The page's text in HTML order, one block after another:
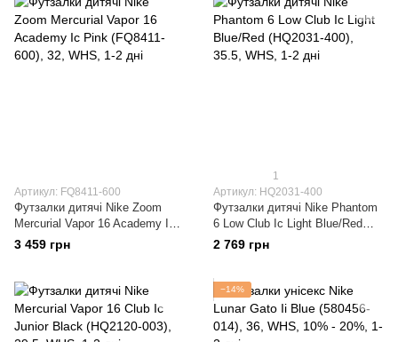
Артикул: FQ8411-600
Футзалки дитячі Nike Zoom
Mercurial Vapor 16 Academy Ic
Pink (FQ8411-600)
3 459 грн
1
Артикул: HQ2031-400
Футзалки дитячі Nike Phantom
6 Low Club Ic Light Blue/Red
(HQ2031-400)
2 769 грн
−14%